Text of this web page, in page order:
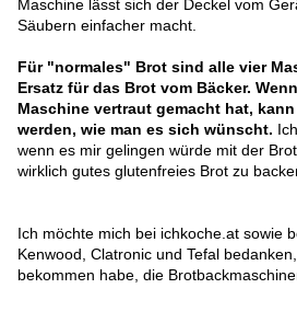
Maschine lässt sich der Deckel vom
Säubern einfacher macht.
Für "normales" Brot sind alle vier
Ersatz für das Brot vom Bäcker.
Maschine vertraut gemacht hat,
werden, wie man es sich wünscht.
wenn es mir gelingen würde mit der
wirklich gutes glutenfreies Brot zu
Ich möchte mich bei ichkoche.at sowie
Kenwood, Clatronic und Tefal
bekommen habe, die